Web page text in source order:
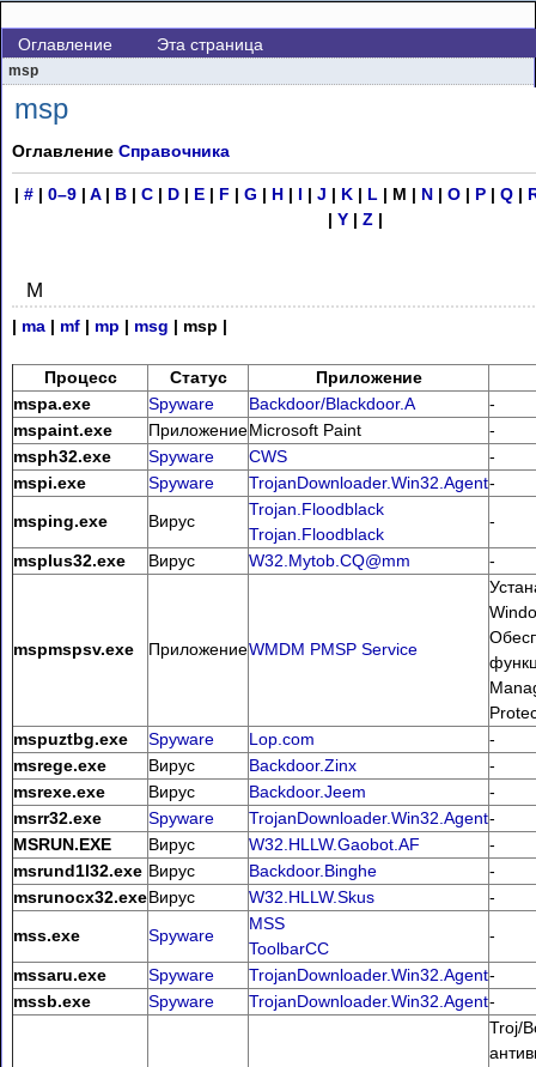
Оглавление Эта страница
msp
msp
Оглавление Справочника
| #| 0–9| A| B| C| D| E| F | G | H| I | J | K| L| M | N| O| P| Q|
| Y| Z|
M
| ma | mf | mp | msg | msp |
Процесс Статус
Приложение
mspa.exe
Spyware Backdoor/Blackdoor.A
-
mspaint.exe
ПриложениеMicrosoft Paint
-
msph32.exe
Spyware CWS
-
mspi.exe
Spyware TrojanDownloader.Win32.Agent-
msping.exe
Вирус
Trojan.Floodblack
Trojan.Floodblack
-
msplus32.exe Вирус W32.Mytob.CQ@mm -
mspmspsv.exe ПриложениеWMDM PMSP Service
mspuztbg.exe
Spyware Lop.com
-
msrege.exe
Вирус Backdoor.Zinx
-
msrexe.exe
Вирус Backdoor.Jeem
-
msrr32.exe
Spyware TrojanDownloader.Win32.Agent-
MSRUN.EXE
Вирус W32.HLLW.Gaobot.AF
-
msrund1l32.exe Вирус Backdoor.Binghe
-
msrunocx32.exeВирус W32.HLLW.Skus
-
mss.exe
Spyware
MSS
ToolbarCC
-
mssaru.exe Spyware TrojanDownloader.Win32.Agent-
mssb.exe
Spyware TrojanDownloader.Win32.Agent-
Troj/